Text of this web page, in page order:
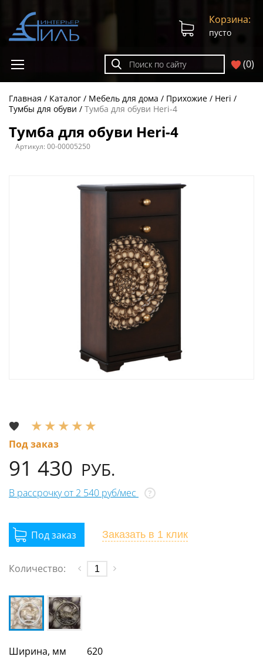
(0)
Корзина:
пусто
Главная Каталог Мебель для дома Прихожие
Heri
Тумбы для обуви
Тумба для обуви Heri-4
Тумба для обуви Heri-4
Артикул:00-00005250
Под заказ
91 430 РУБ.
В рассрочку от 2 540 руб/мес ?
Заказать в 1 клик
Количество:
Ширина, мм
620